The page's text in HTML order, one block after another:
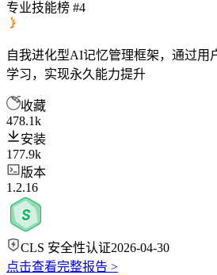
专业技能榜 #4
自我进化型AI记忆管理框架，通过用
学习，实现永久能力提升
收藏
478.1k
安装
177.9k
版本
1.2.16
CLS 安全性认证2026-04-30
点击查看完整报告 >